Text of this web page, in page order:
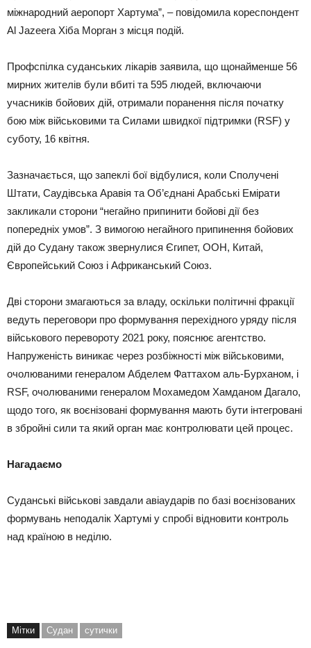
міжнародний аеропорт Хартума”, – повідомила кореспондент
Al Jazeera Хіба Морган з місця подій.
Профспілка суданських лікарів заявила, що щонайменше 56
мирних жителів були вбиті та 595 людей, включаючи
учасників бойових дій, отримали поранення після початку
бою між військовими та Силами швидкої підтримки (RSF) у
суботу, 16 квітня.
Зазначається, що запеклі бої відбулися, коли Сполучені
Штати, Саудівська Аравія та Об’єднані Арабські Емірати
закликали сторони “негайно припинити бойові дії без
попередніх умов”. З вимогою негайного припинення бойових
дій до Судану також звернулися Єгипет, ООН, Китай,
Європейський Союз і Африканський Союз.
Дві сторони змагаються за владу, оскільки політичні фракції
ведуть переговори про формування перехідного уряду після
військового перевороту 2021 року, пояснює агентство.
Напруженість виникає через розбіжності між військовими,
очолюваними генералом Абделем Фаттахом аль-Бурханом, і
RSF, очолюваними генералом Мохамедом Хамданом Дагало,
щодо того, як воєнізовані формування мають бути інтегровані
в збройні сили та який орган має контролювати цей процес.
Нагадаємо
Суданські військові завдали авіаударів по базі воєнізованих
формувань неподалік Хартумі у спробі відновити контроль
над країною в неділю.
Мітки Судан сутички